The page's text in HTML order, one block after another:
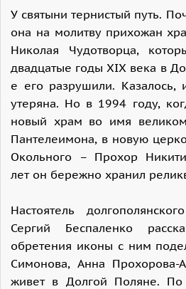
У святыни тернистый путь.
она на молитву прихожан
Николая Чудотворца,
двадцатые годы XIX века в
е его разрушили. Казалось,
утеряна. Но в 1994 году,
новый храм во имя
Пантелеимона, в новую
Окольного – Прохор
лет он бережно хранил
Настоятель
Сергий Беспаленко
обретения иконы с ним
Симонова, Анна Прохорова-
живет в Долгой Поляне. По